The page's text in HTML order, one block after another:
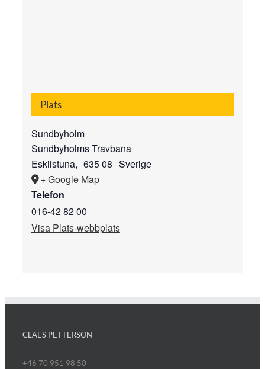
Plats
Sundbyholm
Sundbyholms Travbana
Eskilstuna, 635 08 Sverige
+ Google Map
Telefon
016-42 82 00
Visa Plats-webbplats
CLAES PETTERSON
+46 70 951 98 50